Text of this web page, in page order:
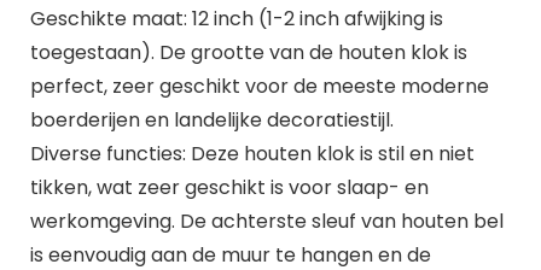
Geschikte maat: 12 inch (1-2 inch afwijking is
toegestaan). De grootte van de houten klok is
perfect, zeer geschikt voor de meeste moderne
boerderijen en landelijke decoratiestijl.
Diverse functies: Deze houten klok is stil en niet
tikken, wat zeer geschikt is voor slaap- en
werkomgeving. De achterste sleuf van houten bel
is eenvoudig aan de muur te hangen en de